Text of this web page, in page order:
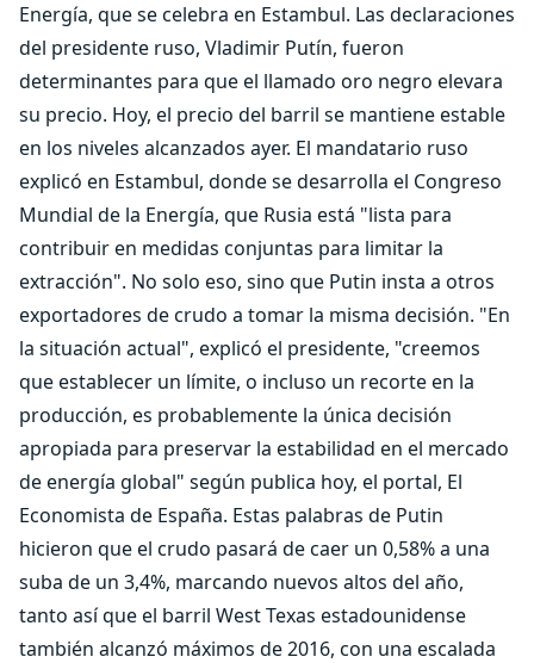
Energía, que se celebra en Estambul. Las declaraciones
del presidente ruso, Vladimir Putín, fueron
determinantes para que el llamado oro negro elevara
su precio. Hoy, el precio del barril se mantiene estable
en los niveles alcanzados ayer. El mandatario ruso
explicó en Estambul, donde se desarrolla el Congreso
Mundial de la Energía, que Rusia está "lista para
contribuir en medidas conjuntas para limitar la
extracción". No solo eso, sino que Putin insta a otros
exportadores de crudo a tomar la misma decisión. "En
la situación actual", explicó el presidente, "creemos
que establecer un límite, o incluso un recorte en la
producción, es probablemente la única decisión
apropiada para preservar la estabilidad en el mercado
de energía global" según publica hoy, el portal, El
Economista de España. Estas palabras de Putin
hicieron que el crudo pasará de caer un 0,58% a una
suba de un 3,4%, marcando nuevos altos del año,
tanto así que el barril West Texas estadounidense
también alcanzó máximos de 2016, con una escalada